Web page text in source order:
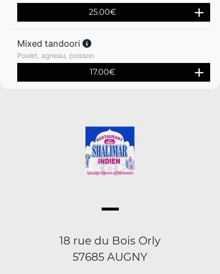
25.00€
Mixed tandoori
Poulet, agneau, poisson
17.00€
18 rue du Bois Orly
57685 AUGNY